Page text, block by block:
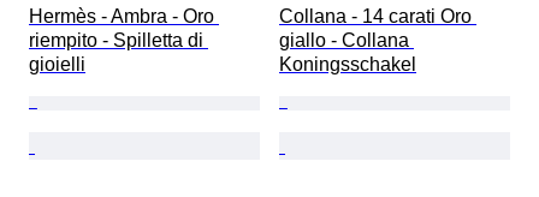
Hermès - Ambra - Oro
riempito - Spilletta di
gioielli
Collana - 14 carati Oro
giallo - Collana
Koningsschakel